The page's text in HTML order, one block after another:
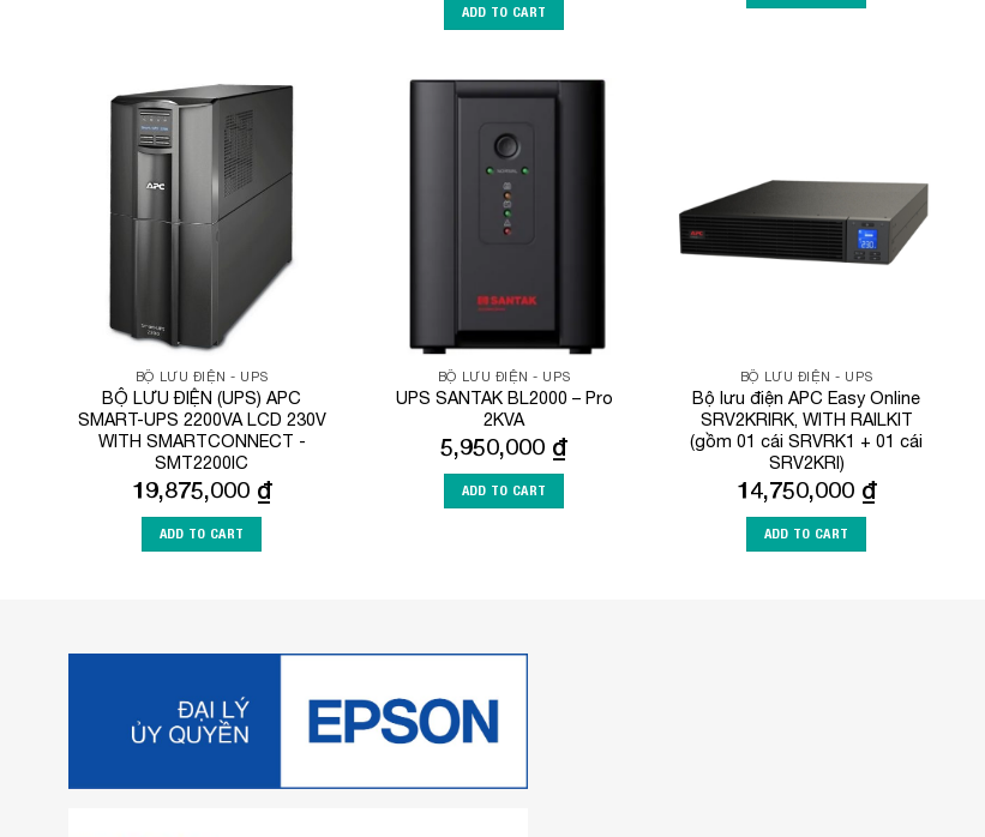
ADD TO CART
BỘ LƯU ĐIỆN - UPS
BỘ LƯU ĐIỆN (UPS) APC
SMART-UPS 2200VA LCD 230V
WITH SMARTCONNECT -
SMT2200IC
19,875,000 ₫
ADD TO CART
BỘ LƯU ĐIỆN - UPS
UPS SANTAK BL2000 – Pro
2KVA
5,950,000 ₫
ADD TO CART
BỘ LƯU ĐIỆN - UPS
Bộ lưu điện APC Easy Online
SRV2KRIRK, WITH RAILKIT
(gồm 01 cái SRVRK1 + 01 cái
SRV2KRI)
14,750,000 ₫
ADD TO CART